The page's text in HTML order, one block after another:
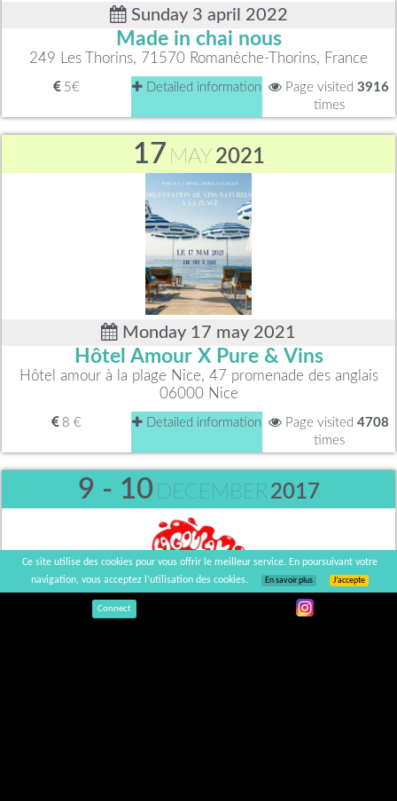
Sunday 3 april 2022
Made in chai nous
249 Les Thorins, 71570 Romanèche-Thorins, France
5€ Detailed information Page visited 3916
times
17 MAY 2021
Monday 17 may 2021
Hôtel Amour X Pure & Vins
Hôtel amour à la plage Nice, 47 promenade des anglais
06000 Nice
8 € Detailed information Page visited 4708
times
9 - 10 DECEMBER2017
Connect
Ce site utilise des cookies pour vous offrir le meilleur service. En poursuivant votre
navigation, vous acceptez l’utilisation des cookies.
En savoir plus J’accepte